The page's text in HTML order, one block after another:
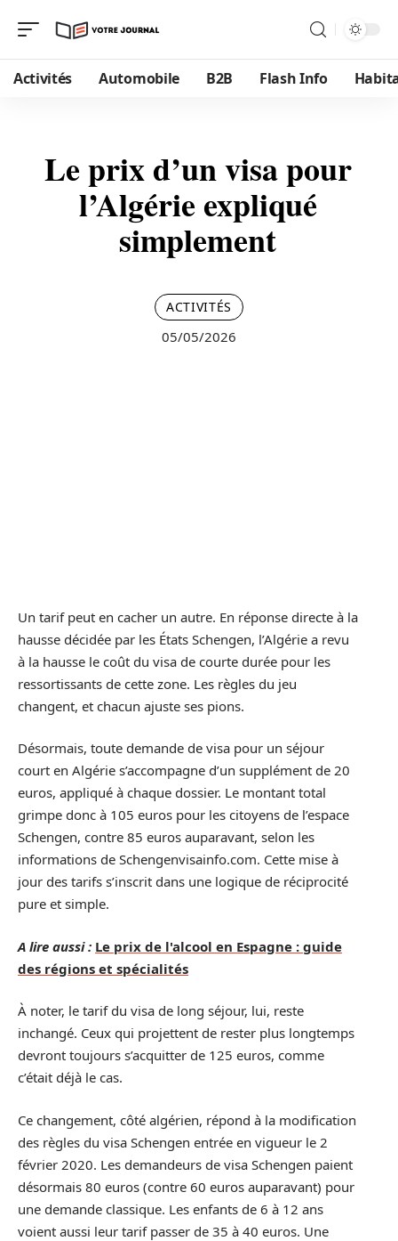
Activités Automobile B2B Flash Info
Le prix d’un visa pour
l’Algérie expliqué
simplement
ACTIVITÉS
05/05/2026
Un tarif peut en cacher un autre. En réponse directe à la
hausse décidée par les États Schengen, l’Algérie a revu
à la hausse le coût du visa de courte durée pour les
ressortissants de cette zone. Les règles du jeu
changent, et chacun ajuste ses pions.
Désormais, toute demande de visa pour un séjour
court en Algérie s’accompagne d’un supplément de 20
euros, appliqué à chaque dossier. Le montant total
grimpe donc à 105 euros pour les citoyens de l’espace
Schengen, contre 85 euros auparavant, selon les
informations de Schengenvisainfo.com. Cette mise à
jour des tarifs s’inscrit dans une logique de réciprocité
pure et simple.
A lire aussi : Le prix de l'alcool en Espagne : guide
des régions et spécialités
À noter, le tarif du visa de long séjour, lui, reste
inchangé. Ceux qui projettent de rester plus longtemps
devront toujours s’acquitter de 125 euros, comme
c’était déjà le cas.
Ce changement, côté algérien, répond à la modification
des règles du visa Schengen entrée en vigueur le 2
février 2020. Les demandeurs de visa Schengen paient
désormais 80 euros (contre 60 euros auparavant) pour
une demande classique. Les enfants de 6 à 12 ans
voient aussi leur tarif passer de 35 à 40 euros. Une